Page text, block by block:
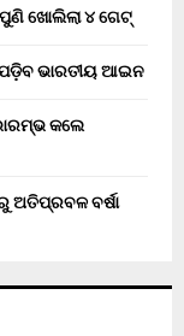
ଖୋଲିଲା ୪ ଗେଟ୍
ପଡ଼ିବ ଭାରତୀୟ ଆଇନ
କଲେ
ବର୍ଷା